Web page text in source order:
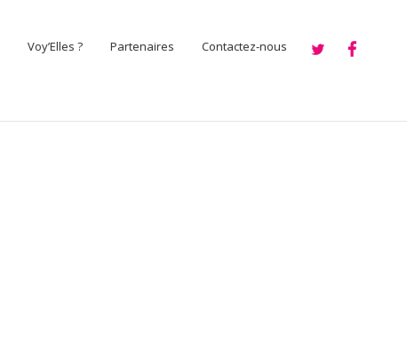
Voy’Elles ? Partenaires Contactez-nous